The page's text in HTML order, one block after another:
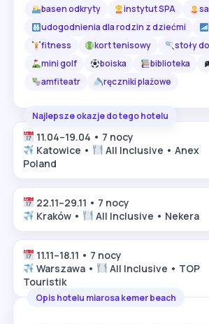
basen odkryty instytut SPA
udogodnienia dla rodzin z dziećmi
fitness
kort tenisowy
stoły
mini golf
boiska biblioteka
amfiteatr
ręczniki plażowe
Najlepsze okazje do tego hotelu
11.04–19.04 • 7 nocy
Katowice •
All Inclusive • Anex
Poland
22.11–29.11 • 7 nocy
Kraków •
All Inclusive • Nekera
11.11–18.11 • 7 nocy
Warszawa •
All Inclusive • TOP
Touristik
Opis hotelu miarosa kemer beach